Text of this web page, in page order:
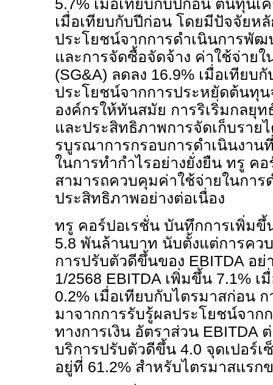
5.7% เมื่อเทียบกับปีก่อน ต้นทุนเ
เมื่อเทียบกับปีก่อน โดยมีปัจจัยห
ประโยชน์จากการดำเนินการพั
และการจัดซื้อจัดจ้าง ค่าใช้จ่าย
(SG&A) ลดลง 16.9% เมื่อเทียบ
ประโยชน์จากการประหยัดต้นทุน
องค์กรให้ทันสมัย การริเริ่มกลยุ
และประสิทธิภาพการจัดเก็บราย
รบูรณาการกรอบการดำเนินงาน
ในการทำกำไรอย่างยั่งยืน ทรู คอ
สามารถควบคุมค่าใช้จ่ายในการ
ประสิทธิภาพอย่างต่อเนื่อง
ทรู คอร์ปอเรชั่น บันทึกการเพิ่ม
5.8 พันล้านบาท นับตั้งแต่การคว
การปรับตัวดีขึ้นของ EBITDA อย่
1/2568 EBITDA เพิ่มขึ้น 7.1% เ
0.2% เมื่อเทียบกับไตรมาสก่อน
มาจากการรับรู้ผลประโยชน์จาก
ทางการเงิน อัตราส่วน EBITDA
บริการปรับตัวดีขึ้น 4.0 จุดเปอร์
อยู่ที่ 61.2% สำหรับไตรมาสแรก